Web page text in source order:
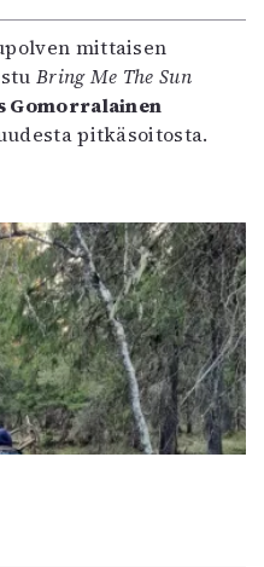
mittaisen
Bring Me The Sun
Gomorralainen
pitkäsoitosta.